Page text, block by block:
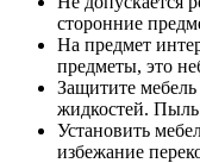
сторонние
На предмет
предметы, это
Защитите
жидкостей. Пыль
Установить
избежание